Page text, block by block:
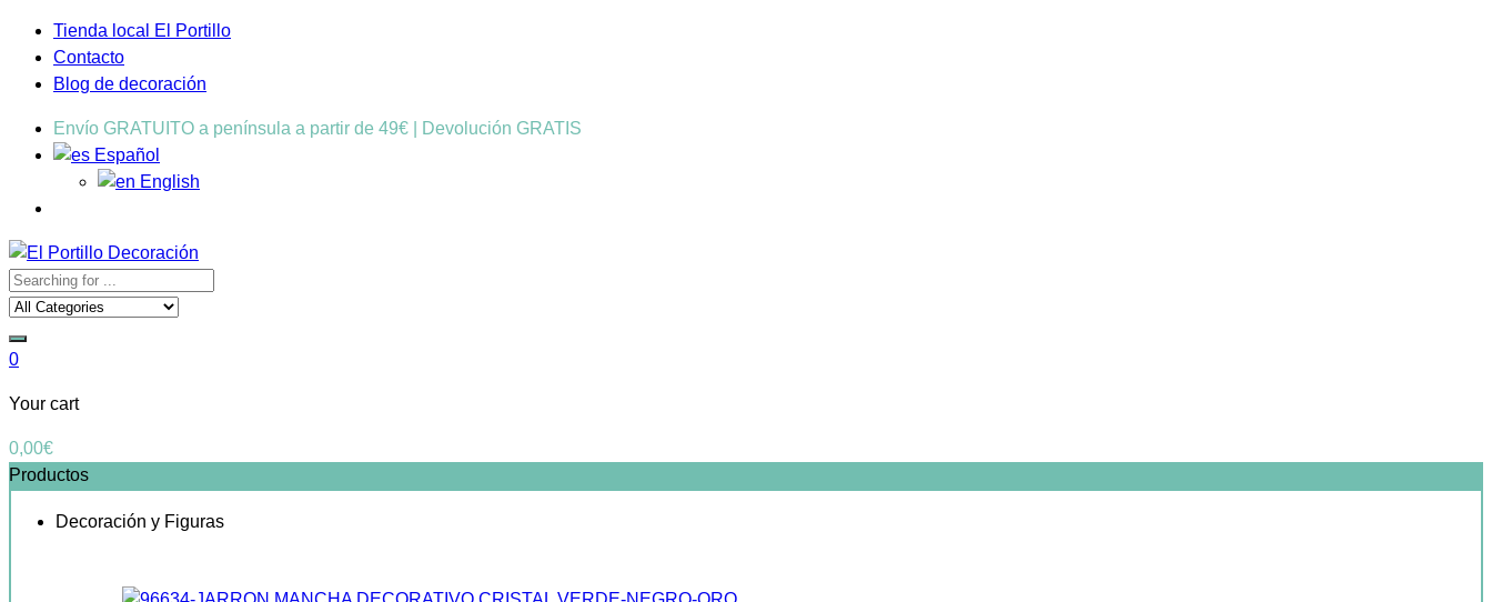
Tienda local El Portillo
Contacto
Blog de decoración
Envío GRATUITO a península a partir de 49€ | Devolución GRATIS
Español
English
0
Your cart
0,00€
Productos
Decoración y Figuras